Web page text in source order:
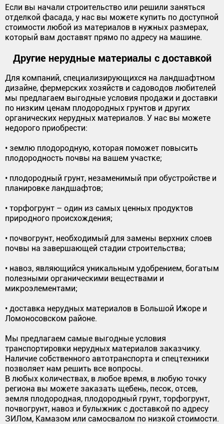
Если вы начали строительство или решили заняться
отделкой фасада, у нас вы можете купить по доступной
стоимости любой из материалов в нужных размерах,
который вам доставят прямо по адресу на машине.
Другие нерудные материалы с доставкой
Для компаний, специализирующихся на ландшафтном
дизайне, фермерских хозяйств и садоводов любителей
мы предлагаем выгодные условия продажи и доставки
по низким ценам плодородных грунтов и других
органических нерудных материалов. У нас вы можете
недорого приобрести:
• землю плодородную, которая поможет повысить
плодородность почвы на вашем участке;
• плодородный грунт, незаменимый при обустройстве и
планировке ландшафтов;
• торфогрунт – один из самых ценных продуктов
природного происхождения;
• почвогрунт, необходимый для замены верхних слоев
почвы на завершающей стадии строительства;
• навоз, являющийся уникальным удобрением, богатым
полезными органическими веществами и
микроэлементами;
• доставка нерудных материалов в Большой Ижоре и
Ломоносовском районе.
Мы предлагаем самые выгодные условия
транспортировки нерудных материалов заказчику.
Наличие собственного автотранспорта и спецтехники
позволяет нам решить все вопросы.
В любых количествах, в любое время, в любую точку
региона вы можете заказать щебень, песок, отсев,
земля плодородная, плодородный грунт, торфогрунт,
почвогрунт, навоз и булыжник с доставкой по адресу
ЗИЛом, Камазом или самосвалом по низкой стоимости.